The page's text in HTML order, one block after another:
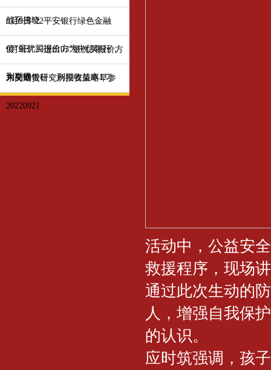
战至拂晓
9月9日“22平安银行绿色金融
债”最优买报价方为中信银行，
到期收
9月9日“23进出03”最优买报价方
为交通银行，到期收益率1.7
东吴期货研究所投资策略早参
20220921
活动中，公益安
救援程序，现场
通过此次生动的
人，增强自我保
的认识。
应时筑强调，孩